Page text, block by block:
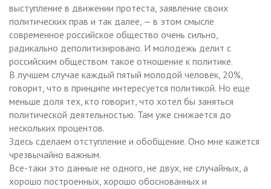
выступление в движении протеста, заявление своих
политических прав и так далее, — в этом смысле
современное российское общество очень сильно,
радикально деполитизировано. И молодежь делит с
российским обществом такое отношение к политике.
В лучшем случае каждый пятый молодой человек, 20%,
говорит, что в принципе интересуется политикой. Но еще
меньше доля тех, кто говорит, что хотел бы заняться
политической деятельностью. Там уже снижается до
нескольких процентов.
Здесь сделаем отступление и обобщение. Оно мне кажется
чрезвычайно важным.
Все-таки это данные не одного, не двух, не случайных, а
хорошо построенных, хорошо обоснованных и